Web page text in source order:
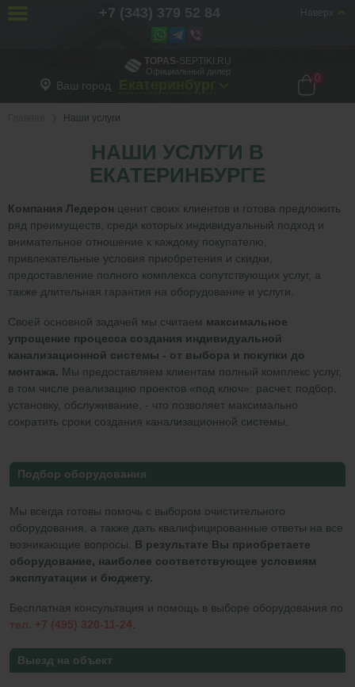
TOPAS-SEPTIKI.RU
Официальный дилер
Ваш город
0
Наши услуги
НАШИ УСЛУГИ В
ЕКАТЕРИНБУРГЕ
Компания Ледерон ценит своих клиентов и готова предложить
ряд преимуществ, среди которых индивидуальный подход и
внимательное отношение к каждому покупателю,
привлекательные условия приобретения и скидки,
предоставление полного комплекса сопутствующих услуг, а
также длительная гарантия на оборудование и услуги.
Своей основной задачей мы считаем максимальное
упрощение процесса создания индивидуальной
канализационной системы - от выбора и покупки до
монтажа. Мы предоставляем клиентам полный комплекс услуг,
в том числе реализацию проектов «под ключ»: расчет, подбор,
установку, обслуживание, - что позволяет максимально
сократить сроки создания канализационной системы.
Подбор оборудования
Мы всегда готовы помочь с выбором очистительного
оборудования, а также дать квалифицированные ответы на все
возникающие вопросы. В результате Вы приобретаете
оборудование, наиболее соответствующее условиям
эксплуатации и бюджету.
Бесплатная консультация и помощь в выборе оборудования по
тел. +7 (495) 320-11-24
Выезд на объект
Наверх
+7 (343) 379 52 84